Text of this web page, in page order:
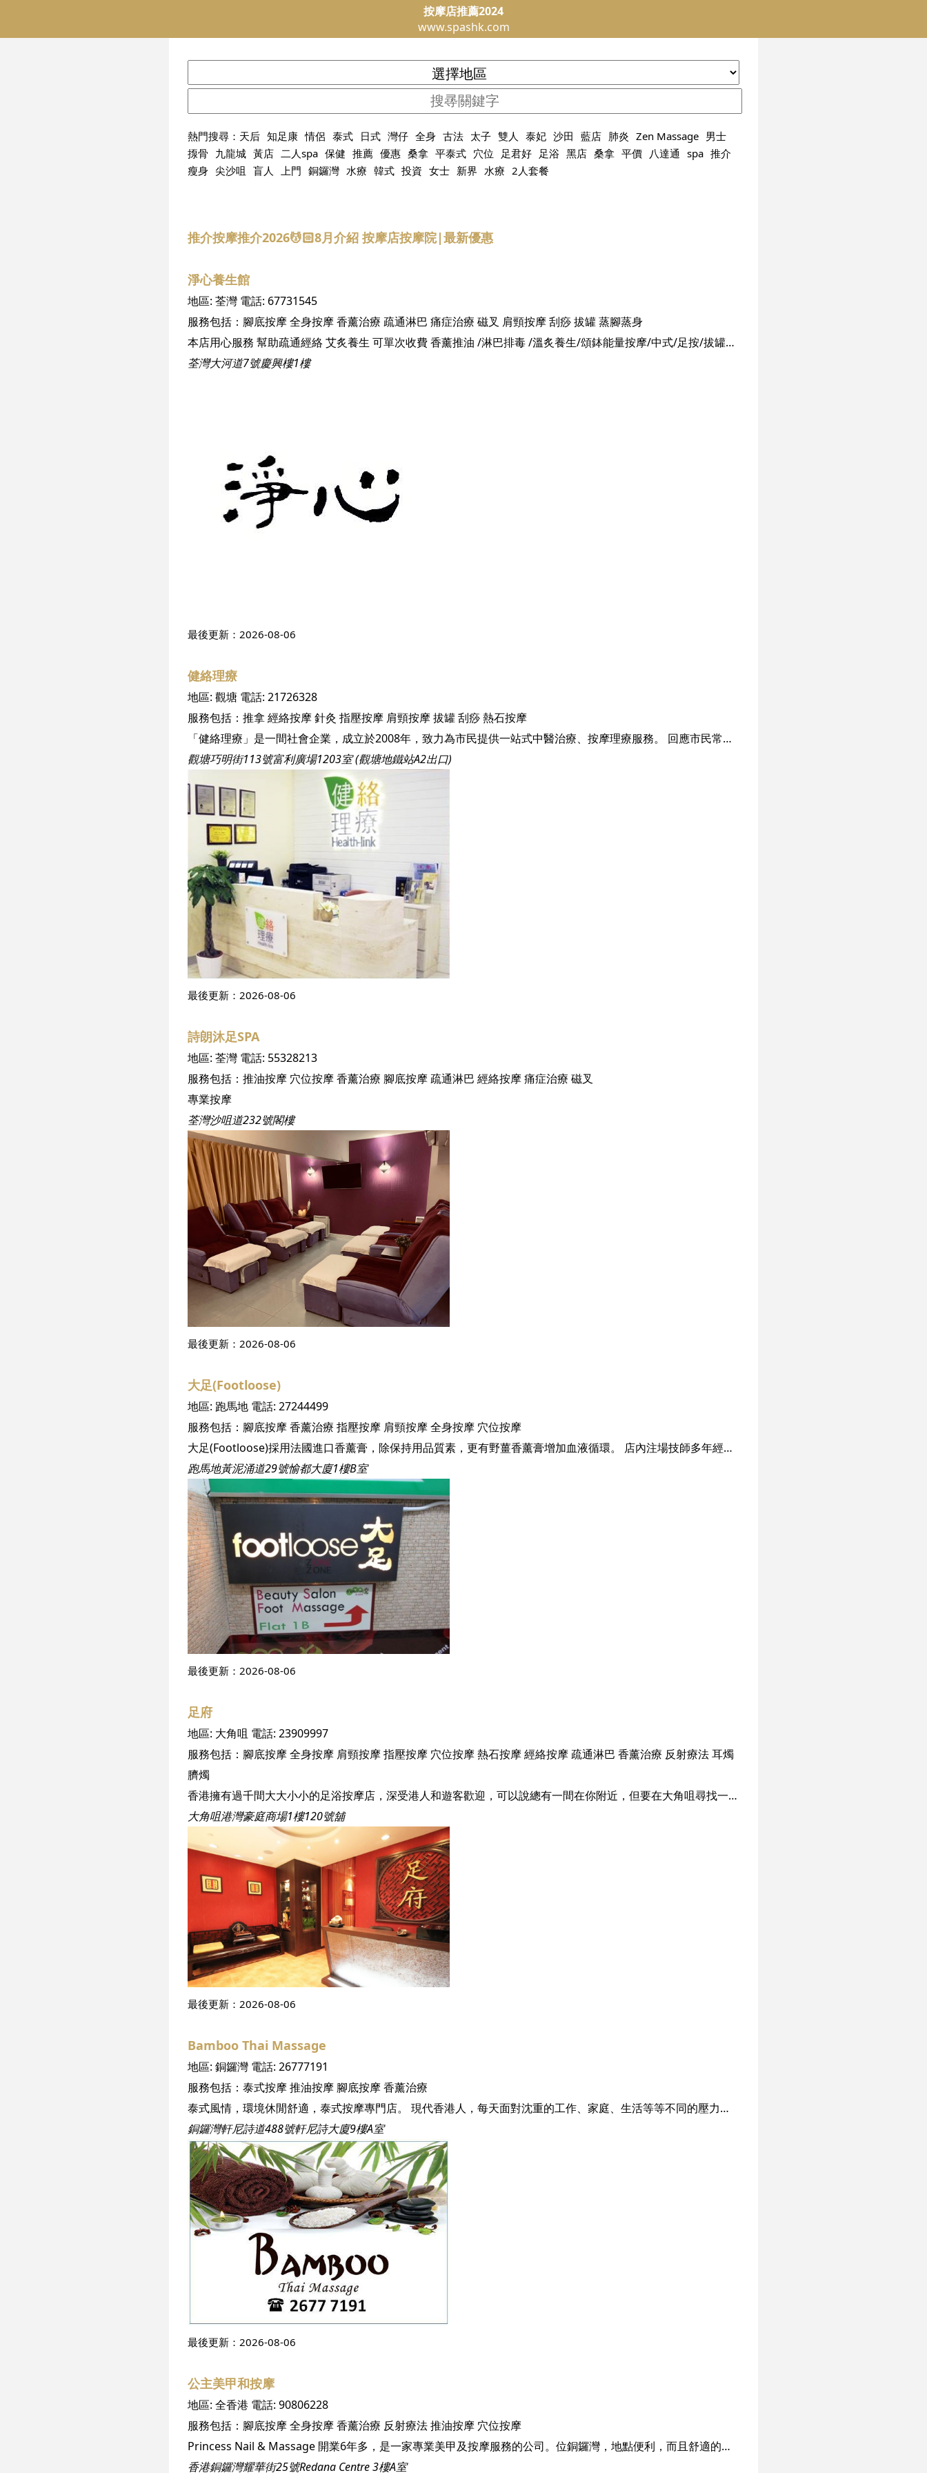
按摩店推薦2024
www.spashk.com
熱門搜尋： 天后 知足康 情侶 泰式 日式 灣仔 全身 古法 太子 雙人 泰妃 沙田 藍店 肺炎 Zen Massage 男士
揼骨 九龍城 黃店 二人spa 保健 推薦 優惠 桑拿 平泰式 穴位 足君好 足浴 黑店 桑拿 平價 八達通 spa 推介
瘦身 尖沙咀 盲人 上門 銅鑼灣 水療 韓式 投資 女士 新界 水療 2人套餐
推介按摩推介2026💆🏻8月介紹 按摩店按摩院|最新優惠
淨心養生館
地區: 荃灣 電話: 67731545
服務包括： 腳底按摩全身按摩香薰治療 疏通淋巴 痛症治療 磁叉 肩頸按摩刮痧拔罐蒸腳蒸身
本店用心服務 幫助疏通經絡 艾炙養生 可單次收費 香薰推油 /淋巴排毒 /溫炙養生/頌鉢能量按摩/中式/足按/拔罐刮痧
荃灣大河道7號慶興樓1樓
最後更新： 2026-08-06
健絡理療
地區: 觀塘 電話: 21726328
服務包括： 推拿經絡按摩針灸 指壓按摩 肩頸按摩拔罐刮痧熱石按摩
「健絡理療」是一間社會企業，成立於2008年，致力為市民提供一站式中醫治療、按摩理療服務。 回應市民常見的身心疾病及痛症，例如：肩周炎、頸椎病、關節痛及坐骨神經痛等，「健絡理療」 以綜合治療模式，為客人提供多元化的服務。中醫治療服務包括：內外全科、針灸、跌打、正骨及 免前煎中藥顆粒。按摩理療服務包括：推拿、拔罐、艾灸、刮痧、熱石等。 「健絡理療」位處觀塘巧明街商貿大廈，鄰近觀塘港鐵站及著名商場APM，交通方便。在超過1500 平方呎的單位內，設有9張按摩床及各項理療設施，為客人提供舒適寧靜的環境，享用各項服務。 我們的服務團隊包括5位香港註冊中醫師及10多名具專業培訓的按摩理療師，憑著「以客為本」的 服務精神和卓越理療技巧，多年來深受顧客讚賞和推介。 「健絡理療」是群力社企屬下服務單位，鼓勵中年人士自力更新，為他們提供良好及有前景的工作 機會，發揮潛能、助人自助。開辦初時獲民政事務總署「伙伴倡自強」社區協作計劃資助，自2010 年開始以「自負盈虧」模式，營運至今，我們承諾會堅守開辦宗旨，繼續為市民大眾及失業人士提 供適切及高質素的中醫按摩服務。
觀塘巧明街113號富利廣場1203室 (觀塘地鐵站A2出口)
最後更新： 2026-08-06
詩朗沐足SPA
地區: 荃灣 電話: 55328213
服務包括： 推油按摩 穴位按摩香薰治療 腳底按摩疏通淋巴 經絡按摩痛症治療 磁叉
專業按摩
荃灣沙咀道232號閣樓
最後更新： 2026-08-06
大足(Footloose)
地區: 跑馬地 電話: 27244499
服務包括： 腳底按摩香薰治療 指壓按摩肩頸按摩全身按摩 穴位按摩
大足(Footloose)採用法國進口香薰膏，除保持用品質素，更有野薑香薰膏增加血液循環。 店內注場技師多年經驗令客人享受按摩之余更得到 －療程效果，資深美容師，個別度身護理。 －環境幽雅衛生座墊及毛巾每次更換及消毒。 －高質素享受、大眾收費、同區十多間五星級酒店全力推介。 －地點方便，代客泊車。
跑馬地黃泥涌道29號愉都大廈1樓B室
最後更新： 2026-08-06
足府
地區: 大角咀 電話: 23909997
服務包括： 腳底按摩全身按摩 肩頸按摩指壓按摩 穴位按摩熱石按摩經絡按摩疏通淋巴 香薰治療 反射療法耳燭
臍燭
香港擁有過千間大大小小的足浴按摩店，深受港人和遊客歡迎，可以說總有一間在你附近，但要在大角咀尋找一間優質的按摩店卻非常困難。今日 SeeWide 就為你推介一間六星級的足浴按摩專門店 － 「足府」！「足府」裝潢古色古香，價錢公道，技師專業，是大角咀區按摩的必然之選！ 「足府」位於大角咀港灣豪庭商場，地點便利。環境寧靜舒適，裝潢優雅，加上店內柔和的燈光，配合淡淡的香薰香氣，步進「足府」時，即令你忘記平日繁瑣的工作，享受「足府」為你提供的優質按摩服務。此外，每個座位更設有獨立的電視機，讓客人可以邊享受按摩，邊觀賞電視節目。
大角咀港灣豪庭商場1樓120號舖
最後更新： 2026-08-06
Bamboo Thai Massage
地區: 銅鑼灣 電話: 26777191
服務包括： 泰式按摩推油按摩 腳底按摩香薰治療
泰式風情，環境休閒舒適，泰式按摩專門店。 現代香港人，每天面對沈重的工作、家庭、生活等等不同的壓力，因此腰酸背痛難免，不少按摩亦隨之而起。其中泰式按摩店在香港特別受歡迎，透過獨特的鬆筋拉骨 手法，能令你身心完全放鬆下來。今次為大家推介一間新開的泰式按摩專門店，全由泰國技師主理。
銅鑼灣軒尼詩道488號軒尼詩大廈9樓A室
最後更新： 2026-08-06
公主美甲和按摩
地區: 全香港 電話: 90806228
服務包括： 腳底按摩全身按摩香薰治療 反射療法推油按摩 穴位按摩
Princess Nail & Massage 開業6年多，是一家專業美甲及按摩服務的公司。位銅鑼灣，地點便利，而且舒適的環境及優質的服務態度，一直吸引不少新舊客戶前來光顧。經驗豐富的美甲師和按摩師會為每位客人提供不同需求的專業服務和合適的療程。
香港銅鑼灣耀華街25號Redana Centre 3樓A室